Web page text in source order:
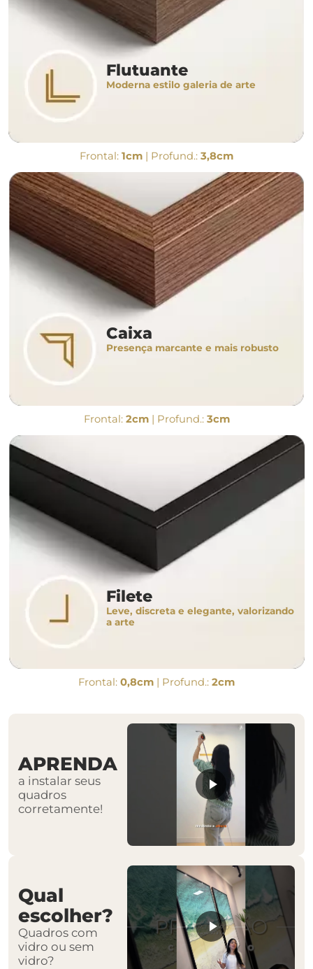
Flutuante
Moderna estilo galeria de arte
Frontal: 1cm | Profund.: 3,8cm
Caixa
Presença marcante e mais robusto
Frontal: 2cm| Profund.: 3cm
Filete
Leve, discreta e elegante, valorizando
a arte
Frontal: 0,8cm | Profund.: 2cm
APRENDA
a instalar seus
quadros
corretamente!
Qual
escolher?
Quadros com
vidro ou sem
vidro?